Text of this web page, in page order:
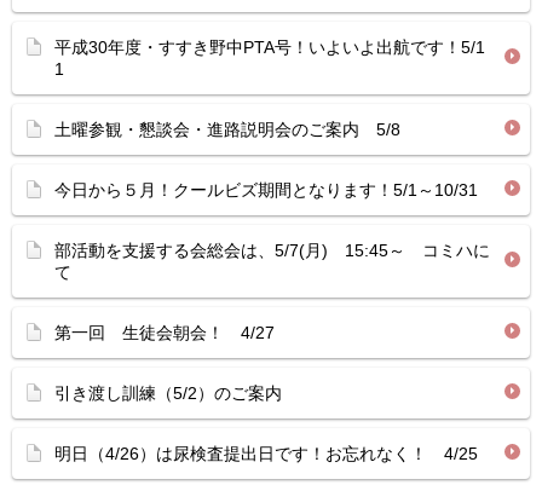
平成30年度・すすき野中PTA号！いよいよ出航です！5/1
1
土曜参観・懇談会・進路説明会のご案内 5/8
今日から５月！クールビズ期間となります！5/1～10/31
部活動を支援する会総会は、5/7(月) 15:45～ コミハに
て
第一回 生徒会朝会！ 4/27
引き渡し訓練（5/2）のご案内
明日（4/26）は尿検査提出日です！お忘れなく！ 4/25